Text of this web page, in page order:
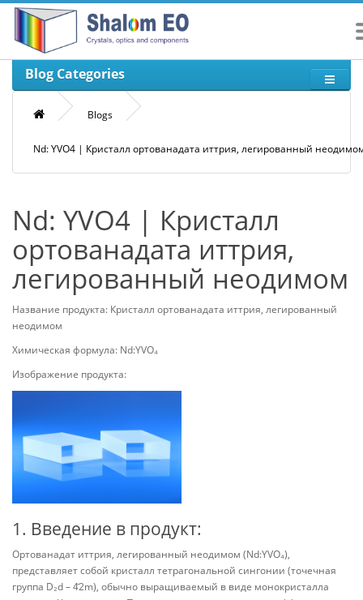
Blog Categories
Blogs
Nd: YVO4 | Кристалл ортованадата иттрия, легированный
Nd: YVO4 | Кристалл
ортованадата иттрия,
легированный неодимом
Название продукта: Кристалл ортованадата иттрия, легированный
неодимом
Химическая формула: Nd:YVO₄
Изображение продукта:
1. Введение в продукт:
Ортованадат иттрия, легированный неодимом (Nd:YVO₄),
представляет собой кристалл тетрагональной сингонии (точечная
группа D₂d – 4̄2m), обычно выращиваемый в виде монокристалла